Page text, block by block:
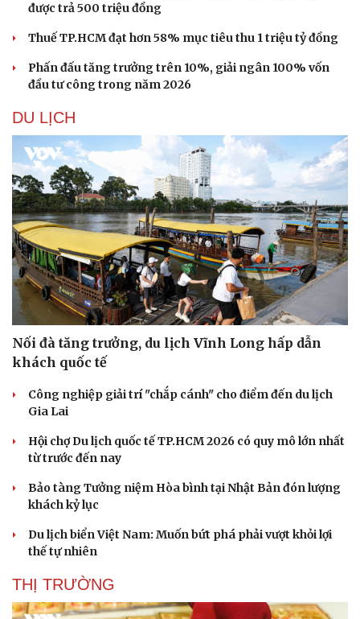
được trả 500 triệu đồng
Thuế TP.HCM đạt hơn 58% mục tiêu thu 1 triệu tỷ đồng
Phấn đấu tăng trưởng trên 10%, giải ngân 100% vốn
đầu tư công trong năm 2026
DU LỊCH
Nối đà tăng trưởng, du lịch Vĩnh Long hấp dẫn
khách quốc tế
Công nghiệp giải trí "chắp cánh" cho điểm đến du lịch
Gia Lai
Hội chợ Du lịch quốc tế TP.HCM 2026 có quy mô lớn nhất
từ trước đến nay
Bảo tàng Tưởng niệm Hòa bình tại Nhật Bản đón lượng
khách kỷ lục
Du lịch biển Việt Nam: Muốn bứt phá phải vượt khỏi lợi
thế tự nhiên
THỊ TRƯỜNG